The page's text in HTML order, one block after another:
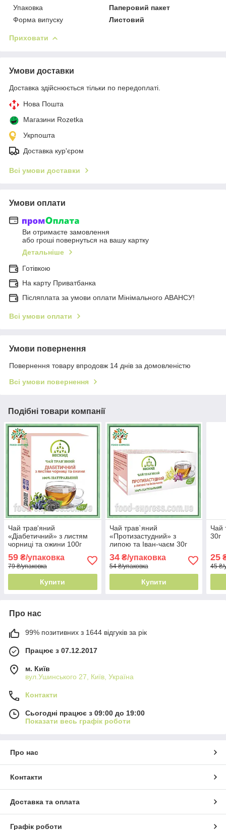
Упаковка
Паперовий пакет
Форма випуску
Листовий
Приховати
Умови доставки
Доставка здійснюється тільки по передоплаті.
Нова Пошта
Магазини Rozetka
Укрпошта
Доставка кур'єром
Всі умови доставки
Умови оплати
Ви отримаєте замовлення
або гроші повернуться на вашу картку
Детальніше
Готівкою
На карту Приватбанка
Післяплата за умови оплати Мінімального АВАНСУ!
Всі умови оплати
Умови повернення
Повернення товару впродовж 14 днів за домовленістю
Всі умови повернення
Подібні товари компанії
Чай трав'яний
«Діабетичний» з листям
чорниці та ожини 100г
59 ₴/упаковка
79 ₴/упаковка
Купити
Чай трав`яний
«Протизастудний» з
липою та Іван-чаєм 30г
34₴/упаковка
54 ₴/упаковка
Купити
Чай
30г
25
45 ₴/
Про нас
99% позитивних з 1644 відгуків за рік
Працює з 07.12.2017
м. Київ
вул.Ушинського 27, Київ, Україна
Контакти
Сьогодні працює з 09:00 до 19:00
Показати весь графік роботи
Про нас
Контакти
Доставка та оплата
Графік роботи